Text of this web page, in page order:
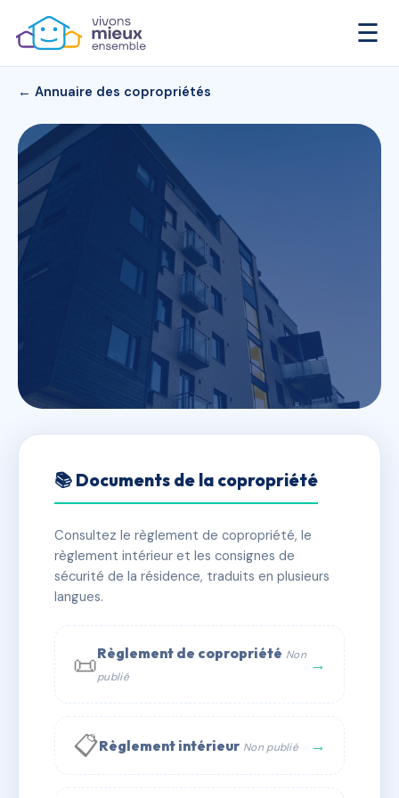
☰
← Annuaire des copropriétés
11 RUE DE LA REPUBLIQUE
✓ Immatriculée 🏠 5 lots 🏗 1 bâtiment(s)
📞 Contacter Syndic Digital
📚 Documents de la copropriété
Consultez le règlement de copropriété, le
règlement intérieur et les consignes de
sécurité de la résidence, traduits en plusieurs
langues.
📜Règlement de copropriété Non
publié
→
📋Règlement intérieur Non publié →